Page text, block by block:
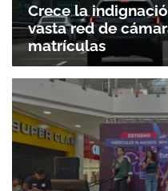
Crece la
vasta red de
matrículas